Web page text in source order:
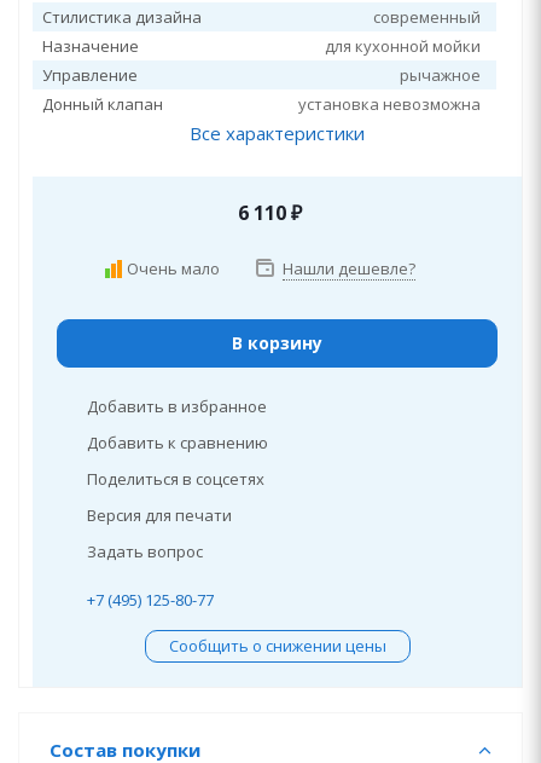
Стилистика дизайна
современный
Назначение
для кухонной мойки
Управление
рычажное
Донный клапан
установка невозможна
Все характеристики
6 110₽
Очень мало Нашли дешевле?
В корзину
Добавить в избранное
Добавить к сравнению
Поделиться в соцсетях
Версия для печати
Задать вопрос
+7 (495) 125-80-77
Сообщить о снижении цены
Состав покупки